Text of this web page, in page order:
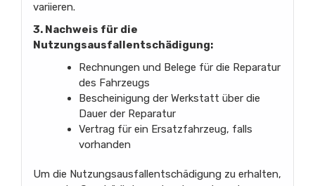
variieren.
3. Nachweis für die
Nutzungsausfallentschädigung:
Rechnungen und Belege für die Reparatur
des Fahrzeugs
Bescheinigung der Werkstatt über die
Dauer der Reparatur
Vertrag für ein Ersatzfahrzeug, falls
vorhanden
Um die Nutzungsausfallentschädigung zu erhalten,